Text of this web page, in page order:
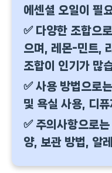
에센셜 오일이 필
✅ 다양한 조합으
으며, 레몬-민트,
조합이 인기가 많
✅ 사용 방법으로
및 욕실 사용, 디
✅ 주의사항으로
양, 보관 방법, 알